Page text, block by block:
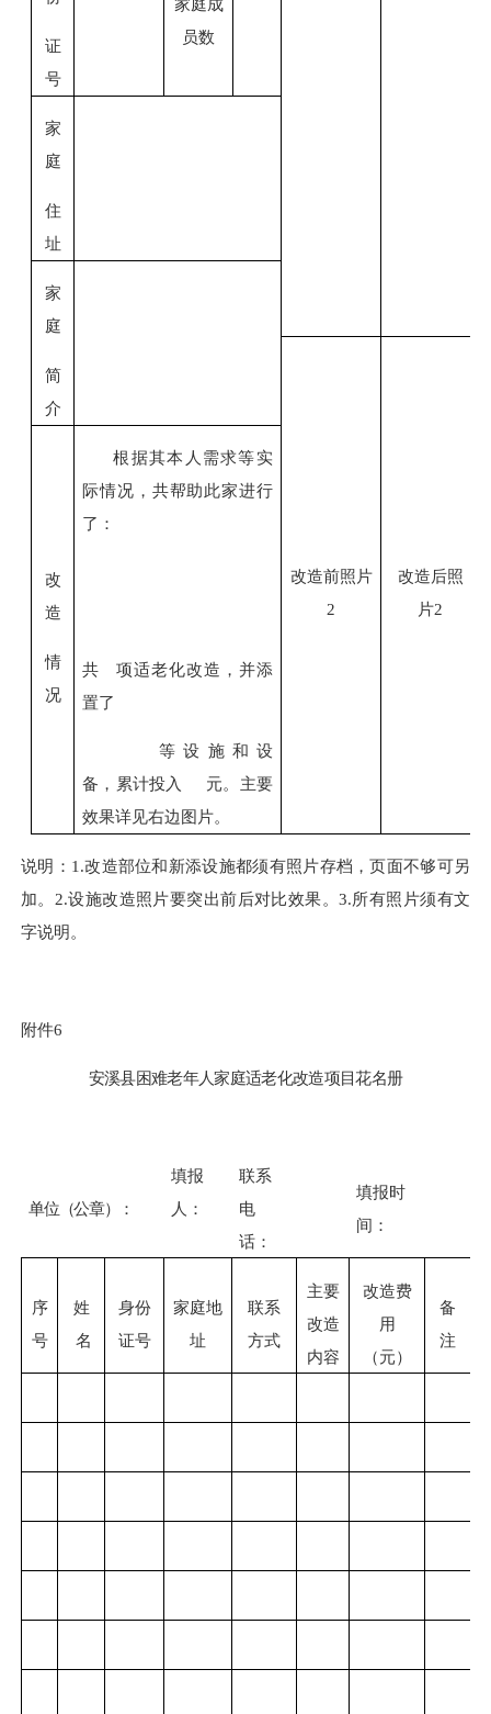
证
号
家庭成
员数
家
庭
住
址
家
庭
简
介
改造前照片
2
改造后照
片2
改
造
情
况
根据其本人需求等实
际情况，共帮助此家进行
了：
共
项适老化改造，并添
置了
等设施和设
备，累计投入
元。主要
效果详见右边图片。
说明： 1.改造部位和新添设施都须有照片存档，页面不够可另
加。2.设施改造照片要突出前后对比效果。3.所有照片须有文
字说明。
附件6
安溪县困难老年人家庭适老化改造项目花名册
单位（公章）：
填报
人：
联系
电
话：
填报时
间：
序
号
姓
名
身份
证号
家庭地
址
联系
方式
主要
改造
内容
改造费
用
（元）
备
注